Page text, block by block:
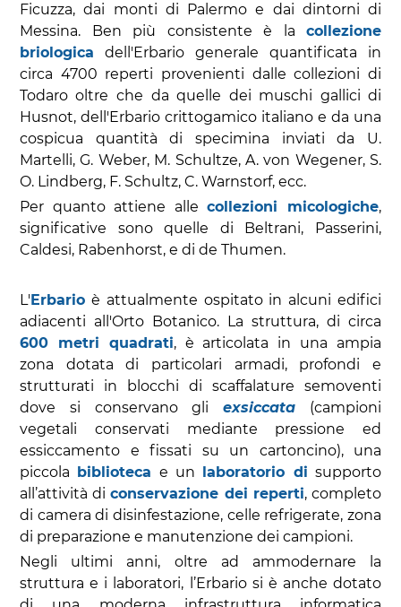
Ficuzza, dai monti di Palermo e dai dintorni di
Messina. Ben più consistente è lacollezione
briologica dell'Erbario generale quantificata in
circa 4700 reperti provenienti dalle collezioni di
Todaro oltre che da quelle dei muschi gallici di
Husnot, dell'Erbario crittogamico italiano e da una
cospicua quantità di specimina inviati da U.
Martelli, G. Weber, M. Schultze, A. von Wegener, S.
O. Lindberg, F. Schultz, C. Warnstorf, ecc.
Per quanto attiene allecollezioni micologiche,
significative sono quelle di Beltrani, Passerini,
Caldesi, Rabenhorst, e di de Thumen.
L'Erbarioè attualmente ospitato in alcuni edifici
adiacenti all'Orto Botanico. La struttura, di circa
600 metri quadrati, è articolata in una ampia
zona dotata di particolari armadi, profondi e
strutturati in blocchi di scaffalature semoventi
dove si conservano gliexsiccata (campioni
vegetali conservati mediante pressione ed
essiccamento e fissati su un cartoncino), una
piccola biblioteca e un laboratorio di supporto
all’attività diconservazione dei reperti, completo
di camera di disinfestazione, celle refrigerate, zona
di preparazione e manutenzione dei campioni.
Negli ultimi anni, oltre ad ammodernare la
struttura e i laboratori, l’Erbario si è anche dotato